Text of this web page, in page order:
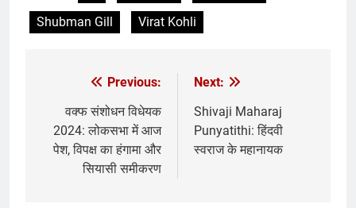
Shubman Gill
Virat Kohli
Previous:
वक्फ संशोधन विधेयक
2024: लोकसभा में आज
पेश, विपक्ष का हंगामा और
सियासी समीकरण
Next:
Shivaji Maharaj
Punyatithi: हिंदवी
स्वराज के महानायक